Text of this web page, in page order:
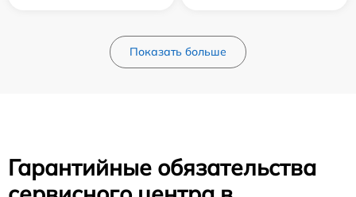
Показать больше
Гарантийные обязательства